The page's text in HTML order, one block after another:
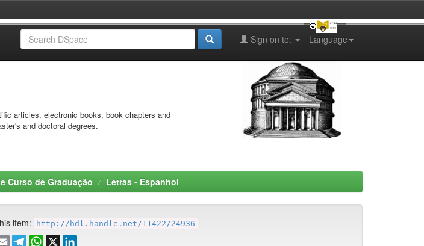
Language
Sign on to:
articles, electronic books, book chapters and
and doctoral degrees.
Curso de Graduação Letras - Espanhol
item: http://hdl.handle.net/11422/24936
EmailTelegramWhatsApp
X